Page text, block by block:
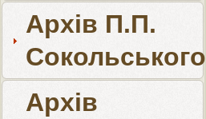
Архів П.П.
Сокольського
Архів